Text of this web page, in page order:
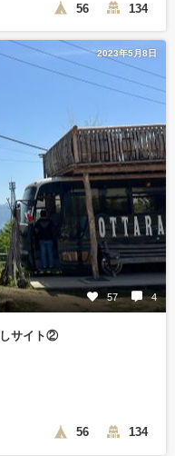
56 134
2023年5月8日
57 4
サイト②
56 134